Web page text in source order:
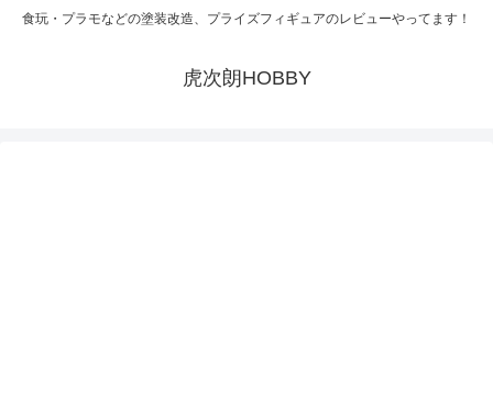
食玩・プラモなどの塗装改造、プライズフィギュアのレビューやってます！
虎次朗HOBBY